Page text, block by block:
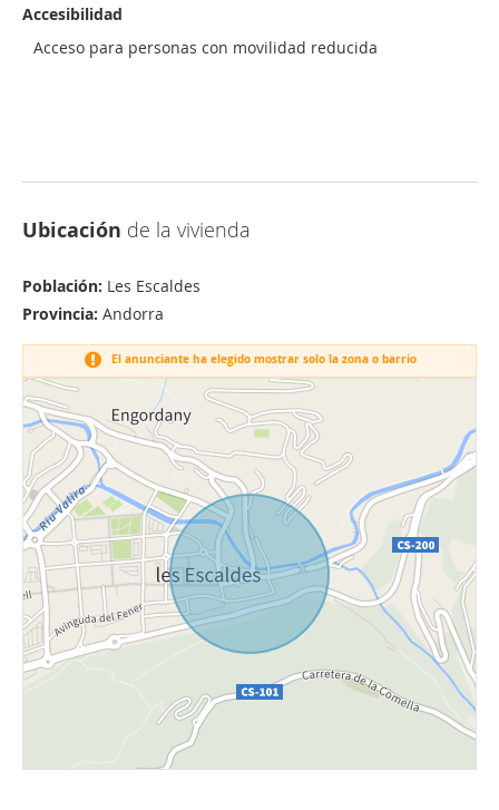
Accesibilidad
Acceso para personas con movilidad reducida
Ubicación de la vivienda
Población: Les Escaldes
Provincia: Andorra
El anunciante ha elegido mostrar solo la zona o barrio